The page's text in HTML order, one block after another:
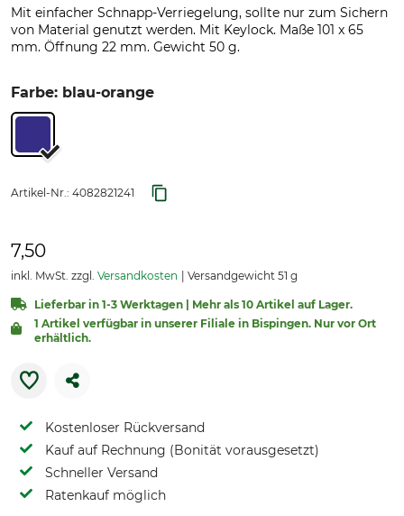
Mit einfacher Schnapp-Verriegelung, sollte nur zum Sichern
von Material genutzt werden. Mit Keylock. Maße 101 x 65
mm. Öffnung 22 mm. Gewicht 50 g.
Farbe: blau-orange
Artikel-Nr.: 4082821241
7,50
inkl. MwSt. zzgl. Versandkosten Versandgewicht 51 g
Lieferbar in 1-3 Werktagen | Mehr als 10 Artikel auf Lager.
1 Artikel verfügbar in unserer Filiale in Bispingen. Nur vor Ort
erhältlich.
Kostenloser Rückversand
Kauf auf Rechnung (Bonität vorausgesetzt)
Schneller Versand
Ratenkauf möglich